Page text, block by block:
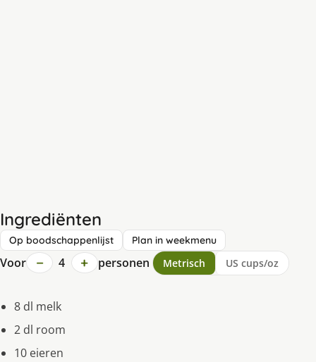
Ingrediënten
Op boodschappenlijst Plan in weekmenu
Voor − 4 + personen Metrisch US cups/oz
8 dl melk
2 dl room
10 eieren